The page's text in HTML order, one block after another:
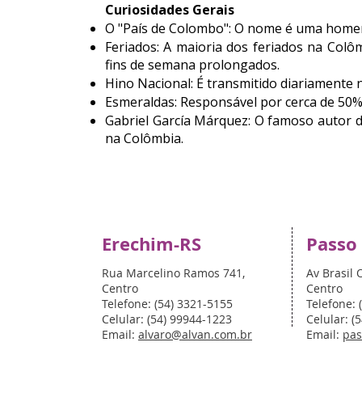
Curiosidades Gerais
O "País de Colombo": O nome é uma
Feriados: A maioria dos feriados na
fins de semana prolongados.
Hino Nacional: É transmitido diariamente
Esmeraldas: Responsável por cerca de
Gabriel García Márquez: O famoso autor
na Colômbia.
Erechim-RS
Rua Marcelino Ramos 741,
Centro
Telefone: (54) 3321-5155
Celular: (54) 99944-1223
Email: alvaro@alvan.com.br
Av Brasil
Centro
Telefone:
Celular:
Email: